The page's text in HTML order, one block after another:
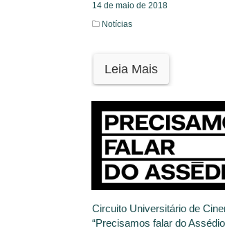
14 de maio de 2018
Notícias
Leia Mais
Circuito Universitário de
“Precisamos falar do